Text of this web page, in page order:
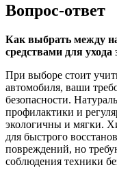
Вопрос-ответ
Как выбрать между
средствами для
При выборе стоит
автомобиля, ваши
безопасности.
профилактики и
экологичны и мягки.
для быстрого
повреждений, но
соблюдения техники